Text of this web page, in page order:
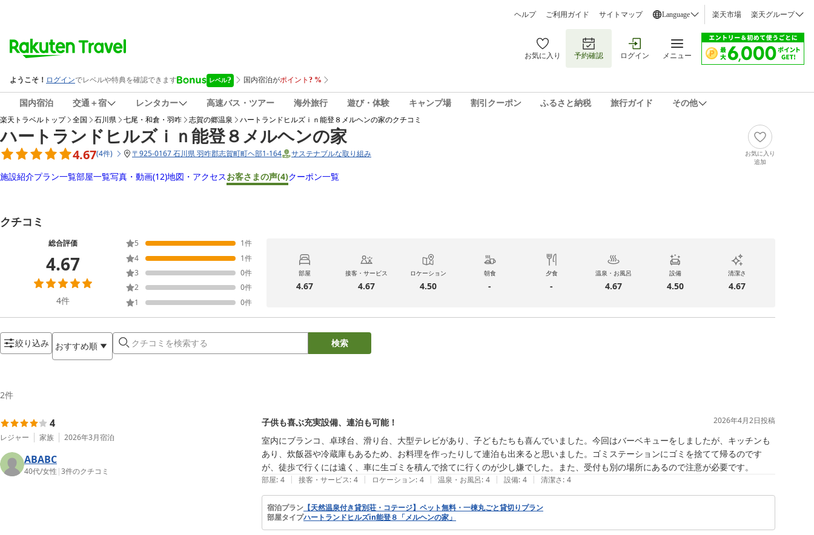
ヘルプ ご利用ガイド サイトマップ Language 楽天市場 楽天グループ
お気に入り 予約確認 ログイン メニュー
国内宿泊 交通＋宿 レンタカー 高速バス・ツアー 海外旅行 遊び・体験 キャンプ場 割引クーポン ふるさと納税 旅行ガイド その他
楽天トラベルトップ 全国 石川県 七尾・和倉・羽咋 志賀の郷温泉 ハートランドヒルズｉｎ能登８メルヘンの家のクチコミ
ハートランドヒルズｉｎ能登８メルヘンの家
4.67(4件) 〒925-0167 石川県 羽咋郡志賀町町ヘ部1-164 サステナブルな取り組み
お気に入り
追加
施設紹介プラン一覧部屋一覧写真・動画(12)地図・アクセスお客さまの声(4)クーポン一覧
クチコミ
総合評価
4.67
4件
5 1件
4
1件
3
0件
2
0件
1
0件
部屋
4.67
接客・サービス
4.67
ロケーション
4.50
朝食
-
夕食
-
温泉・お風呂
4.67
設備
4.50
清潔さ
4.67
絞り込み おすすめ順 検索
2件
4
レジャー 家族 2026年3月宿泊
ABABC
40代/女性 |3件のクチコミ
子供も喜ぶ充実設備、連泊も可能！ 2026年4月2日投稿
室内にブランコ、卓球台、滑り台、大型テレビがあり、子どもたちも喜んでいました。今回はバーベキューをしましたが、キッチンも
あり、炊飯器や冷蔵庫もあるため、お料理を作ったりして連泊も出来ると思いました。ゴミステーションにゴミを捨てて帰るのです
が、徒歩で行くには遠く、車に生ゴミを積んで捨てに行くのが少し嫌でした。また、受付も別の場所にあるので注意が必要です。
部屋: 4 | 接客・サービス: 4 | ロケーション: 4 | 温泉・お風呂: 4 | 設備: 4 | 清潔さ: 4
宿泊プラン 【天然温泉付き貸別荘・コテージ】ペット無料・一棟丸ごと貸切りプラン
部屋タイプハートランドヒルズin能登８「メルヘンの家」